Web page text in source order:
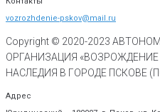
vozrozhdenie-pskov@mail.ru
Copyright © 2020-2023
ОРГАНИЗАЦИЯ
НАСЛЕДИЯ В ГОРОДЕ ПСКОВЕ
Адрес